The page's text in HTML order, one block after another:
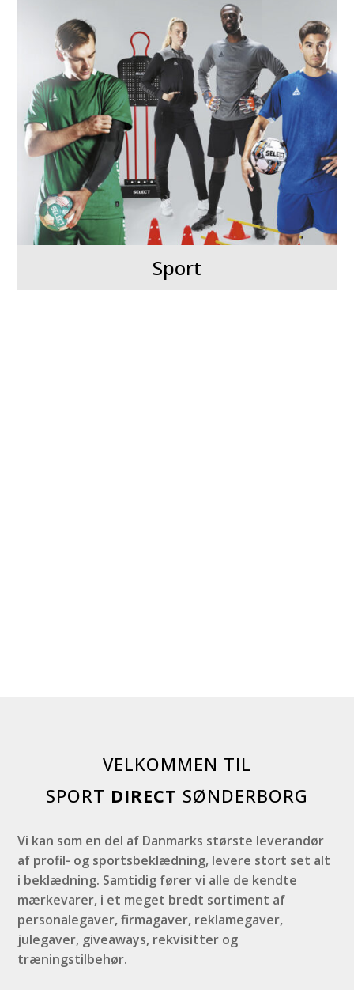
Sport
VELKOMMEN TIL
SPORT DIRECT SØNDERBORG
Vi kan som en del af Danmarks største leverandør
af profil- og sportsbeklædning, levere stort set alt
i beklædning. Samtidig fører vi alle de kendte
mærkevarer, i et meget bredt sortiment af
personalegaver, firmagaver, reklamegaver,
julegaver, giveaways, rekvisitter og
træningstilbehør.